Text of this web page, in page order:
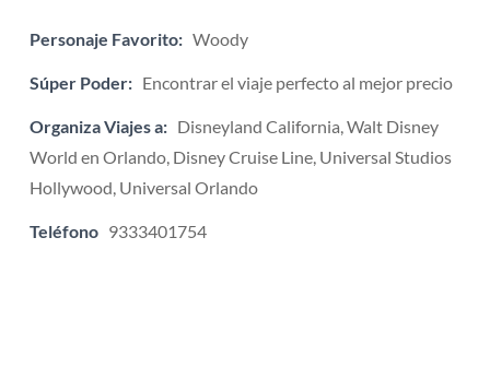
Personaje Favorito: Woody
Súper Poder: Encontrar el viaje perfecto al mejor precio
Organiza Viajes a: Disneyland California, Walt Disney
World en Orlando, Disney Cruise Line, Universal Studios
Hollywood, Universal Orlando
Teléfono 9333401754